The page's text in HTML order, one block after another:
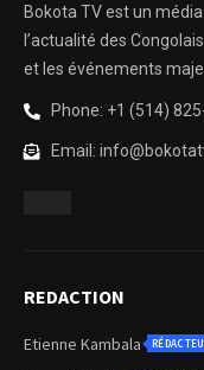
Bokota TV est un
l’actualité des
et les événements
Phone: +1 (514)
Email:
REDACTION
Etienne Kambala